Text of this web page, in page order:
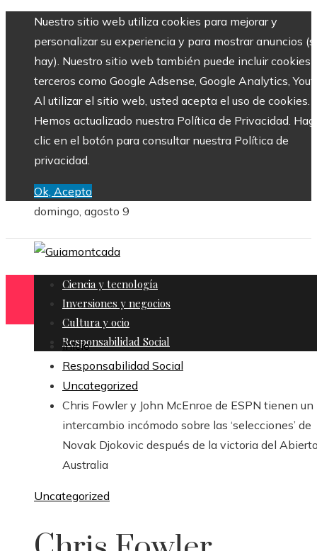
Nuestro sitio web utiliza cookies para mejorar y
personalizar su experiencia y para mostrar anuncios
hay). Nuestro sitio web también puede incluir cookies
terceros como Google Adsense, Google Analytics,
Al utilizar el sitio web, usted acepta el uso de cookies.
Hemos actualizado nuestra Política de Privacidad.
clic en el botón para consultar nuestra Política de
privacidad.
Ok, Acepto
domingo, agosto 9
Ciencia y tecnología
Inversiones y negocios
Cultura y ocio
Responsabilidad Social
Inicio
Responsabilidad Social
Uncategorized
Chris Fowler y John McEnroe de ESPN tienen un
intercambio incómodo sobre las ‘selecciones’ de
Novak Djokovic después de la victoria del
Australia
Uncategorized